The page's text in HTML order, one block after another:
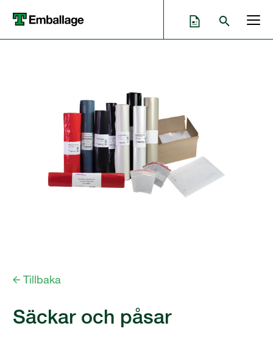
Tillbaka
Säckar och påsar